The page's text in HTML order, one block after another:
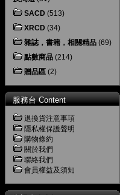
SACD (513)
XRCD (34)
雜誌，書籍，相關精品 (69)
點數商品 (214)
贈品區 (2)
服務台 Content
退換貨注意事項
隱私權保護聲明
購物條約
關於我們
聯絡我們
會員權益及須知